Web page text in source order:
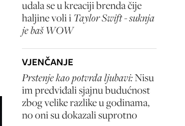
udala se u kreaciji brenda čije
haljine voli i Taylor Swift - suknja
je baš WOW
VJENČANJE
Prstenje kao potvrda ljubavi:Nisu
im predviđali sjajnu budućnost
zbog velike razlike u godinama,
no oni su dokazali suprotno